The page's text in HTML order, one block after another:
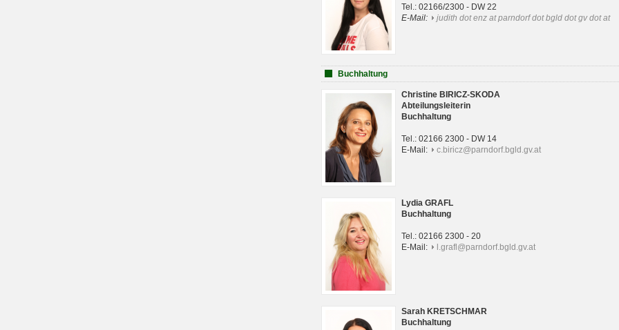
Tel.: 02166/2300 - DW 22
E-Mail:
judith dot enz at parndorf dot bgld dot gv dot at
Buchhaltung
Christine BIRICZ-SKODA
Abteilungsleiterin
Buchhaltung
Tel.: 02166 2300 - DW 14
E-Mail:
c.biricz@parndorf.bgld.gv.at
Lydia GRAFL
Buchhaltung
Tel.: 02166 2300 - 20
E-Mail:
l.grafl@parndorf.bgld.gv.at
Sarah KRETSCHMAR
Buchhaltung